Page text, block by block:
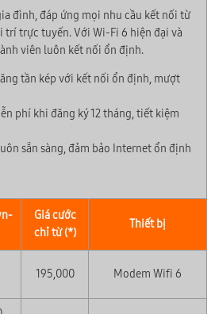
đình, đáp ứng mọi nhu cầu kết nối từ
trí trực tuyến. Với Wi-Fi 6 hiện đại và
viên luôn kết nối ổn định.
tần kép với kết nối ổn định, mượt
phí khi đăng ký 12 tháng, tiết kiệm
sẵn sàng, đảm bảo Internet ổn định
Giá cước
chỉ từ (*)
Thiết bị
195,000 Modem Wifi 6